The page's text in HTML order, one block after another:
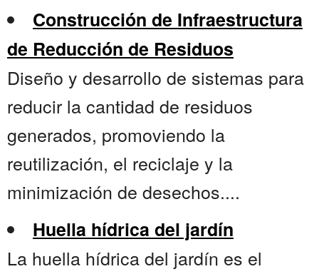
Construcción de Infraestructura
de Reducción de Residuos
Diseño y desarrollo de sistemas para
reducir la cantidad de residuos
generados, promoviendo la
reutilización, el reciclaje y la
minimización de desechos....
Huella hídrica del jardín
La huella hídrica del jardín es el